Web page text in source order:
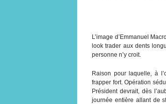
L’image d’Emmanuel
look trader aux dents
personne n’y croit.
Raison pour laquelle, à
frapper fort. Opération
Président devrait, dès
journée entière allant de